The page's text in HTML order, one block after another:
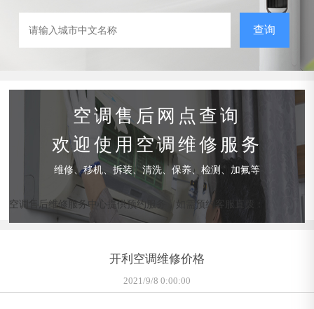
查询
空调售后网点查询
欢迎使用空调维修服务
维修、移机、拆装、清洗、保养、检测、加氟等
空调售后维修服务中心提供预约服务，如需预约客服直拨：
开利空调维修价格
2021/9/8 0:00:00